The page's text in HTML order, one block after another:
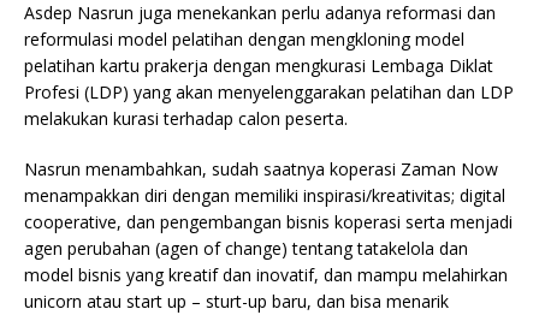
Asdep Nasrun juga menekankan perlu adanya reformasi dan
reformulasi model pelatihan dengan mengkloning model
pelatihan kartu prakerja dengan mengkurasi Lembaga Diklat
Profesi (LDP) yang akan menyelenggarakan pelatihan dan LDP
melakukan kurasi terhadap calon peserta.
Nasrun menambahkan, sudah saatnya koperasi Zaman Now
menampakkan diri dengan memiliki inspirasi/kreativitas; digital
cooperative, dan pengembangan bisnis koperasi serta menjadi
agen perubahan (agen of change) tentang tatakelola dan
model bisnis yang kreatif dan inovatif, dan mampu melahirkan
unicorn atau start up – sturt-up baru, dan bisa menarik